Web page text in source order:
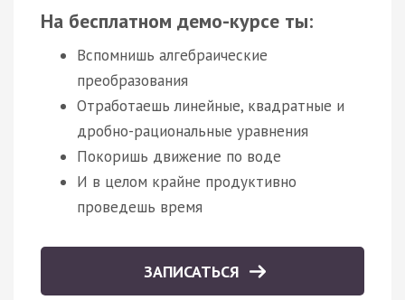
На бесплатном демо-курсе ты:
Вспомнишь алгебраические
преобразования
Отработаешь линейные, квадратные и
дробно-рациональные уравнения
Покоришь движение по воде
И в целом крайне продуктивно
проведешь время
ЗАПИСАТЬСЯ